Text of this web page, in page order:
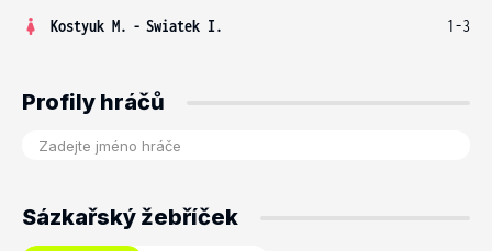
Kostyuk M. - Swiatek I. 1-3
Profily hráčů
Sázkařský žebříček